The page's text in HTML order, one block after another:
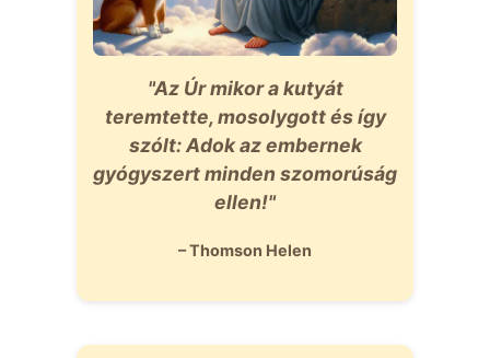
"Az Úr mikor a kutyát
teremtette, mosolygott és így
szólt: Adok az embernek
gyógyszert minden szomorúság
ellen!"
– Thomson Helen